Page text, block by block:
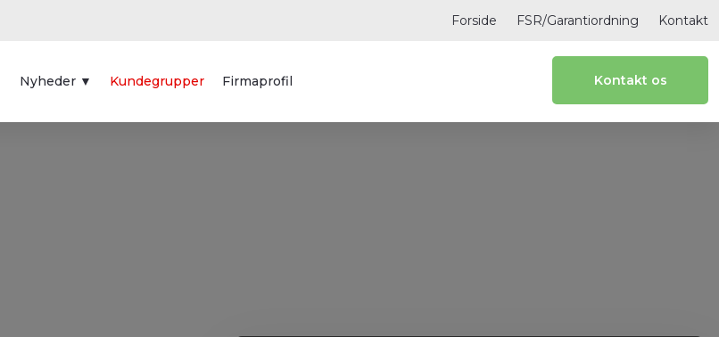
Forside FSR/Garantiordning Kontakt
Nyheder ▼ Kundegrupper Firmaprofil Kontakt os​